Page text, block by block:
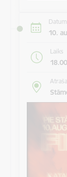
10.
Laiks
18.00